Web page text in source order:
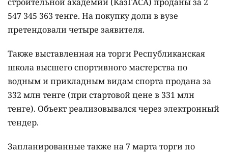
547 345 363 тенге. На покупку доли в вузе
претендовали четыре заявителя.
Также выставленная на торги Республиканская
школа высшего спортивного мастерства по
водным и прикладным видам спорта продана за
332 млн тенге (при стартовой цене в 331 млн
тенге). Объект реализовывался через электронный
тендер.
Запланированные также на 7 марта торги по